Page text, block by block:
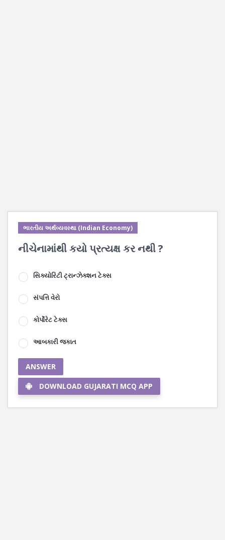
ભારતીય અર્થવ્યવસ્થા (Indian Economy)
નીચેનામાંથી કયો પ્રત્યક્ષ કર નથી ?
સિક્યોરિટી ટ્રાન્ઝેક્શન ટેક્સ
સંપત્તિ વેરો
કોર્પોરેટ ટેક્સ
આબકારી જકાત
ANSWER
DOWNLOAD GUJARATI MCQ APP